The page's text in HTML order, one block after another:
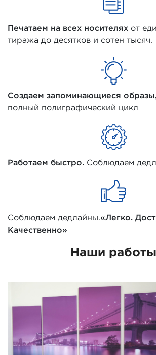
Печатаем на всех носителях от
тиража до десятков и сотен тысяч.
Создаем запоминающиеся
полный полиграфический цикл
Работаем быстро. Соблюдаем
Соблюдаем дедлайны.«Легко.
Качественно»
Наши работы